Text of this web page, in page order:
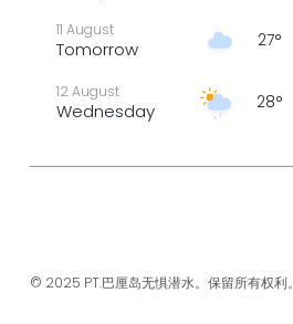
11 August
Tomorrow 27°
12 August
Wednesday 28°
Thursday 28°
15 August
Saturday 27°
© 2025 PT.巴厘岛无惧潜水。保留所有权利。